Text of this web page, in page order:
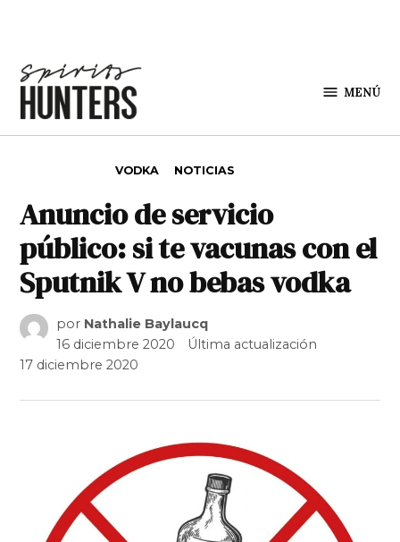
MENÚ
VODKA NOTICIAS
Anuncio de servicio
público: si te vacunas con el
Sputnik V no bebas vodka
por Nathalie Baylaucq
16 diciembre 2020
Última actualización
17 diciembre 2020